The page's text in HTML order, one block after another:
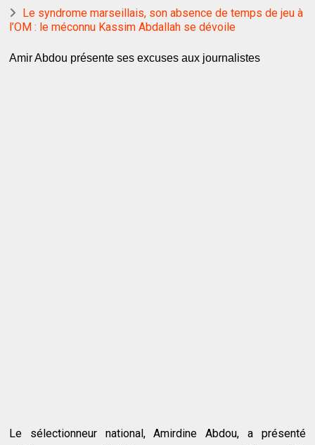
Le syndrome marseillais, son absence de temps de jeu à
l’OM : le méconnu Kassim Abdallah se dévoile
Amir Abdou présente ses excuses aux journalistes
Le sélectionneur national, Amirdine Abdou, a présenté